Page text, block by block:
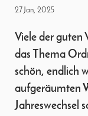
27 Jan, 2025
Viele der guten
das Thema
schön, endlich
aufgeräumten
Jahreswechsel